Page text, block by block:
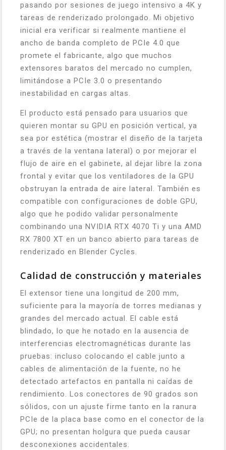
pasando por sesiones de juego intensivo a 4K y
tareas de renderizado prolongado. Mi objetivo
inicial era verificar si realmente mantiene el
ancho de banda completo de PCIe 4.0 que
promete el fabricante, algo que muchos
extensores baratos del mercado no cumplen,
limitándose a PCIe 3.0 o presentando
inestabilidad en cargas altas.
El producto está pensado para usuarios que
quieren montar su GPU en posición vertical, ya
sea por estética (mostrar el diseño de la tarjeta
a través de la ventana lateral) o por mejorar el
flujo de aire en el gabinete, al dejar libre la zona
frontal y evitar que los ventiladores de la GPU
obstruyan la entrada de aire lateral. También es
compatible con configuraciones de doble GPU,
algo que he podido validar personalmente
combinando una NVIDIA RTX 4070 Ti y una AMD
RX 7800 XT en un banco abierto para tareas de
renderizado en Blender Cycles.
Calidad de construcción y materiales
El extensor tiene una longitud de 200 mm,
suficiente para la mayoría de torres medianas y
grandes del mercado actual. El cable está
blindado, lo que he notado en la ausencia de
interferencias electromagnéticas durante las
pruebas: incluso colocando el cable junto a
cables de alimentación de la fuente, no he
detectado artefactos en pantalla ni caídas de
rendimiento. Los conectores de 90 grados son
sólidos, con un ajuste firme tanto en la ranura
PCIe de la placa base como en el conector de la
GPU; no presentan holgura que pueda causar
desconexiones accidentales.